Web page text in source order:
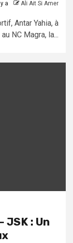
a Ali Ait Si Amer
Antar Yahia, à
NC Magra, la...
JSK : Un